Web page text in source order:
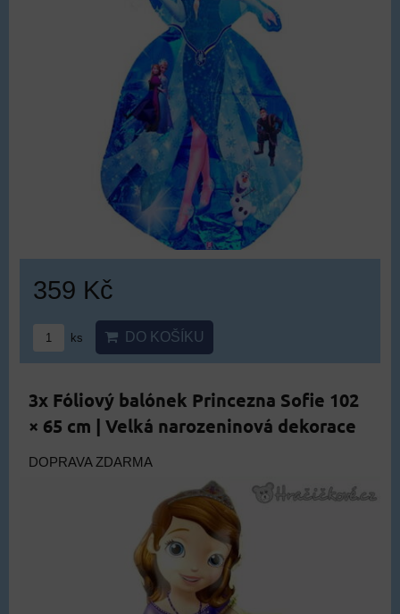
359 Kč
ks DO KOŠÍKU
3x Fóliový balónek Princezna Sofie 102
× 65 cm | Velká narozeninová dekorace
DOPRAVA ZDARMA